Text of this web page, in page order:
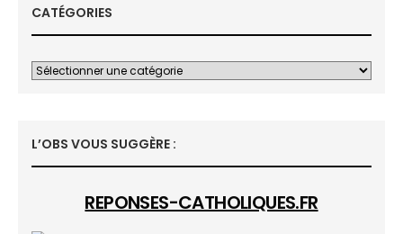
CATÉGORIES
L’OBS VOUS SUGGÈRE :
REPONSES-CATHOLIQUES.FR